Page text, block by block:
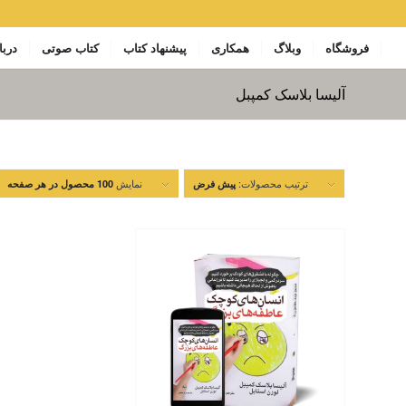
فروشگاه وبلاگ همکاری پیشنهاد کتاب کتاب صوتی
آلیسا بلاسک کمپبل
ترتیب محصولات: پیش فرض نمایش 100 محصول در هر صفحه